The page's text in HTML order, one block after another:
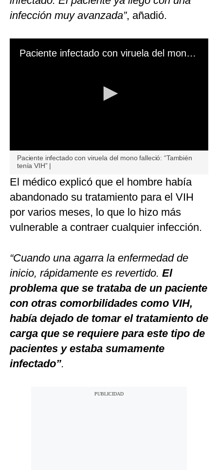
infección muy avanzada”, añadió.
Paciente infectado con viruela del mono falleció: “También tenía VIH” |
seconds
0
seconds
Paciente infectado con viruela del mono falleció: “También
tenía VIH” |
El médico explicó que el hombre había
abandonado su tratamiento para el VIH
por varios meses, lo que lo hizo más
vulnerable a contraer cualquier infección.
“Cuando una agarra la enfermedad de
inicio, rápidamente es revertido. El
problema que se trataba de un paciente
con otras comorbilidades como VIH,
había dejado de tomar el tratamiento de
carga que se requiere para este tipo de
pacientes y estaba sumamente
infectado”.